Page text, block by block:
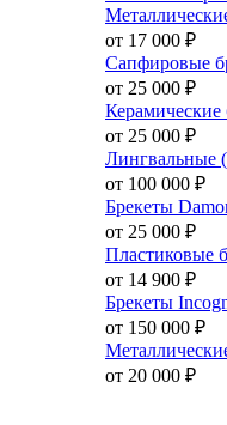
от 17 000 ₽
Сапфировые
от 25 000 ₽
Керамические
от 25 000 ₽
Лингвальные
от 100 000 ₽
Брекеты
от 25 000 ₽
Пластиковые
от 14 900 ₽
Брекеты
от 150 000 ₽
от 20 000 ₽